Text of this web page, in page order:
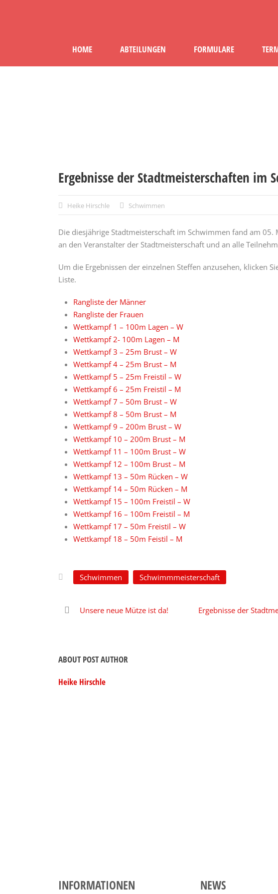
HOME ABTEILUNGEN FORMULARE
Ergebnisse der Stadtmeisterschaften im
Heike Hirschle Schwimmen
Die diesjährige Stadtmeisterschaft im Schwimmen fand am
an den Veranstalter der Stadtmeisterschaft und an alle
Um die Ergebnissen der einzelnen Steffen anzusehen, klicken
Liste.
Rangliste der Männer
Rangliste der Frauen
Wettkampf 1 – 100m Lagen – W
Wettkampf 2- 100m Lagen – M
Wettkampf 3 – 25m Brust – W
Wettkampf 4 – 25m Brust – M
Wettkampf 5 – 25m Freistil – W
Wettkampf 6 – 25m Freistil – M
Wettkampf 7 – 50m Brust – W
Wettkampf 8 – 50m Brust – M
Wettkampf 9 – 200m Brust – W
Wettkampf 10 – 200m Brust – M
Wettkampf 11 – 100m Brust – W
Wettkampf 12 – 100m Brust – M
Wettkampf 13 – 50m Rücken – W
Wettkampf 14 – 50m Rücken – M
Wettkampf 15 – 100m Freistil – W
Wettkampf 16 – 100m Freistil – M
Wettkampf 17 – 50m Freistil – W
Wettkampf 18 – 50m Feistil – M
Schwimmen Schwimmmeisterschaft
Unsere neue Mütze ist da! Ergebnisse der
ABOUT POST AUTHOR
Heike Hirschle
INFORMATIONEN NEWS